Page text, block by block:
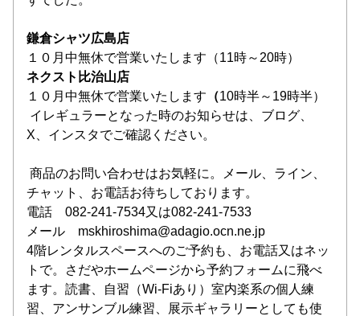
鎌倉シャツ広島店
１０月中無休で営業いたします（11時～20時）
ネクスト比治山店
１０月中無休で営業いたします （10時半～19時半）
イレギュラーとなった時のお知らせは、ブログ、
X、インスタでご確認ください。
商品のお問い合わせはお気軽に。メール、ライン、
チャット、お電話お待ちしております。
電話　082-241-7534又は082-241-7533
メール　mskhiroshima@adagio.ocn.ne.jp
4階レンタルスペースへのご予約も、お電話又はネッ
トで。さだやホームページから予約フォームに飛べ
ます。読書、自習（Wi-Fiあり）室内楽系の個人練
習、アンサンブル練習、展示ギャラリーとしても使